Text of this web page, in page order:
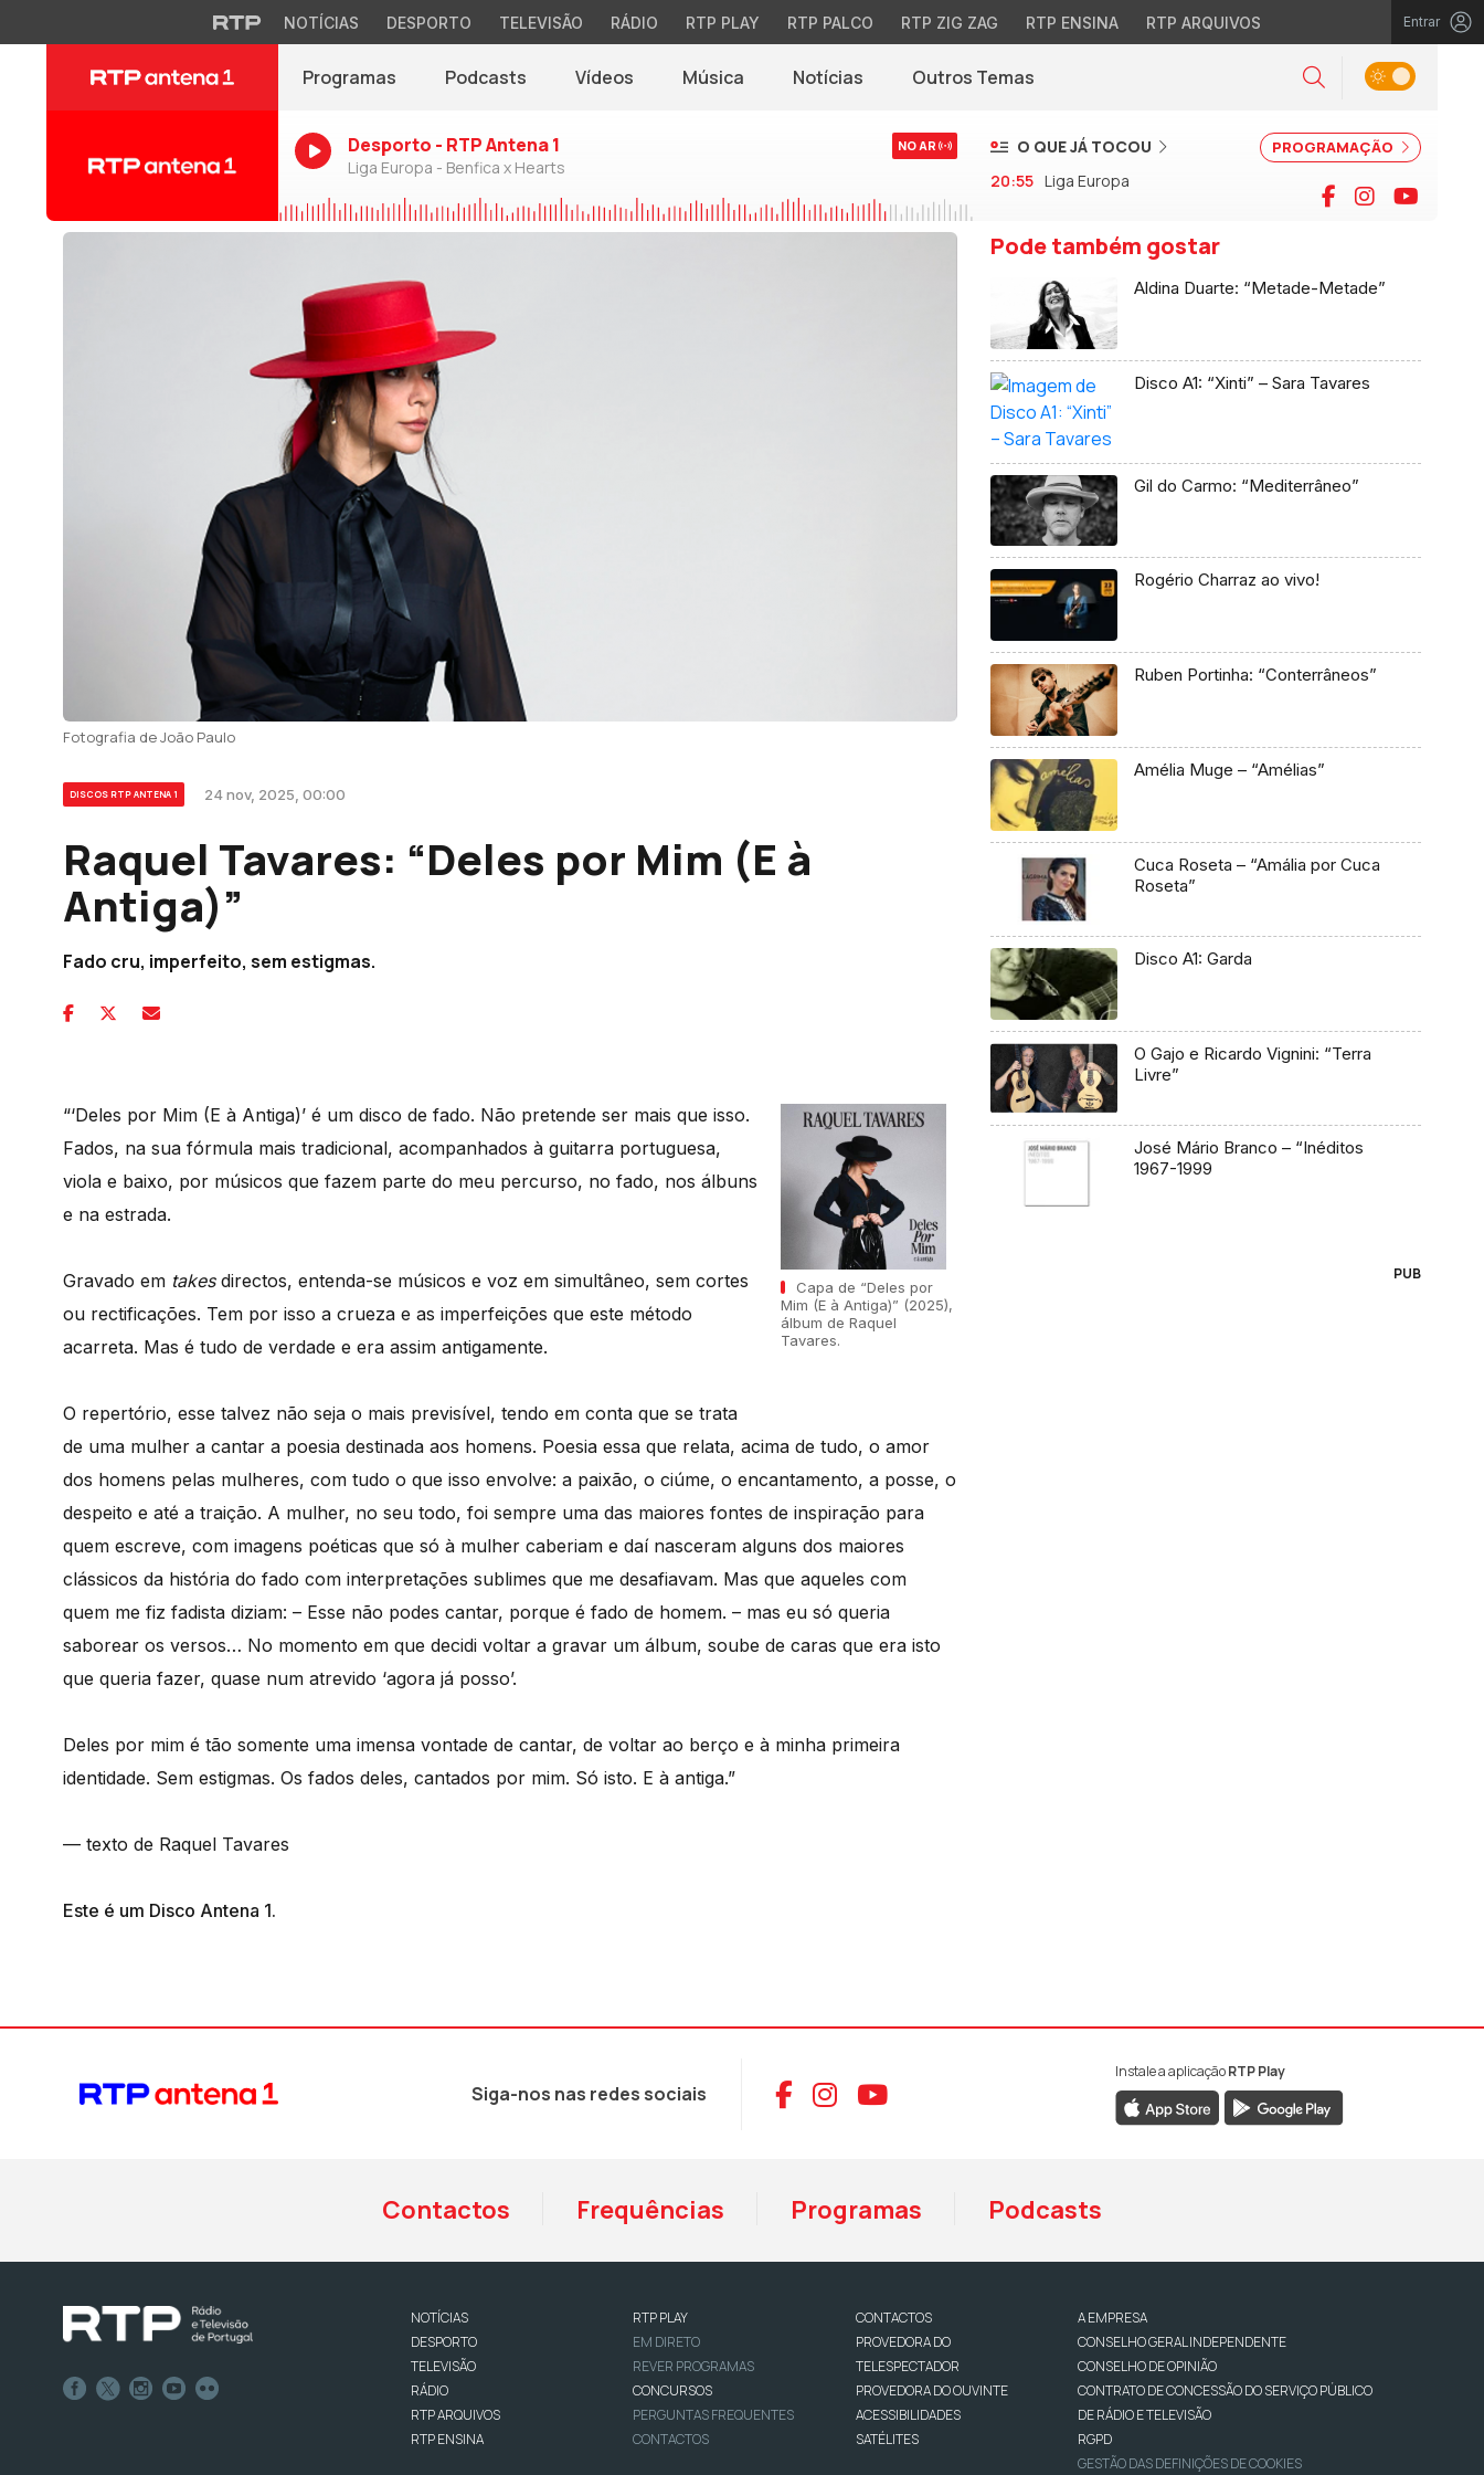
NOTÍCIAS DESPORTO TELEVISÃO RÁDIO RTP PLAY RTP PALCO RTP ZIG ZAG RTP ENSINA RTP ARQUIVOS Entrar
Programas Podcasts Vídeos Música Notícias(abre em nova janela)
Outros Temas Pesquisar
Alternar tema
Desporto - RTP Antena 1
Liga Europa - Benfica x Hearts
NO AR PROGRAMAÇÃO
O QUE JÁ TOCOU
20:55 Liga Europa Facebook
Instagram
Fotografia de João Paulo
DISCOS RTP ANTENA 1 24 nov, 2025, 00:00
Raquel Tavares: “Deles por Mim (E à
Antiga)”
Fado cru, imperfeito, sem estigmas.
Capa de “Deles por
Mim (E à Antiga)” (2025),
álbum de Raquel
Tavares.
“‘Deles por Mim (E à Antiga)’ é um disco de fado. Não pretende ser mais que isso.
Fados, na sua fórmula mais tradicional, acompanhados à guitarra portuguesa,
viola e baixo, por músicos que fazem parte do meu percurso, no fado, nos álbuns
e na estrada.
Gravado em takesdirectos, entenda-se músicos e voz em simultâneo, sem cortes
ou rectificações. Tem por isso a crueza e as imperfeições que este método
acarreta. Mas é tudo de verdade e era assim antigamente.
O repertório, esse talvez não seja o mais previsível, tendo em conta que se trata
de uma mulher a cantar a poesia destinada aos homens. Poesia essa que relata, acima de tudo, o amor
dos homens pelas mulheres, com tudo o que isso envolve: a paixão, o ciúme, o encantamento, a posse, o
despeito e até a traição. A mulher, no seu todo, foi sempre uma das maiores fontes de inspiração para
quem escreve, com imagens poéticas que só à mulher caberiam e daí nasceram alguns dos maiores
clássicos da história do fado com interpretações sublimes que me desafiavam. Mas que aqueles com
quem me fiz fadista diziam: – Esse não podes cantar, porque é fado de homem. – mas eu só queria
saborear os versos… No momento em que decidi voltar a gravar um álbum, soube de caras que era isto
que queria fazer, quase num atrevido ‘agora já posso’.
Deles por mim é tão somente uma imensa vontade de cantar, de voltar ao berço e à minha primeira
identidade. Sem estigmas. Os fados deles, cantados por mim. Só isto. E à antiga.”
— texto de Raquel Tavares
Este é um Disco Antena 1.
Pode também gostar
Aldina Duarte: “Metade-Metade”
Disco A1: “Xinti” – Sara Tavares
Gil do Carmo: “Mediterrâneo”
Rogério Charraz ao vivo!
Ruben Portinha: “Conterrâneos”
Amélia Muge – “Amélias”
Cuca Roseta – “Amália por Cuca
Roseta”
Disco A1: Garda
O Gajo e Ricardo Vignini: “Terra
Livre”
José Mário Branco – “Inéditos
1967-1999
PUB
Siga-nos nas redes sociais Aceder ao Facebook da RTP Antena 1
Aceder ao Instagram da RTP Antena 1
Aceder ao YouTube da RTP Antena 1
Instale a aplicaçãoRTP Play
Contactos Frequências Programas Podcasts
NOTÍCIAS
DESPORTO
TELEVISÃO
RÁDIO
RTP ARQUIVOS
RTP ENSINA
RTP PLAY
EM DIRETO
REVER PROGRAMAS
CONCURSOS
PERGUNTAS FREQUENTES
CONTACTOS
CONTACTOS
PROVEDORA DO
TELESPECTADOR
PROVEDORA DO OUVINTE
ACESSIBILIDADES
SATÉLITES
A EMPRESA
CONSELHO GERAL INDEPENDENTE
CONSELHO DE OPINIÃO
CONTRATO DE CONCESSÃO DO SERVIÇO PÚBLICO
DE RÁDIO E TELEVISÃO
RGPD
GESTÃO DAS DEFINIÇÕES DE COOKIES